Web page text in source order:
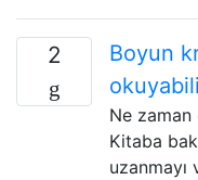
2
Boyun
Ne zaman
Kitaba